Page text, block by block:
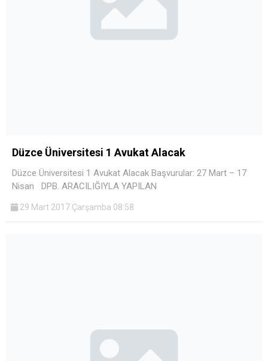
Düzce Üniversitesi 1 Avukat Alacak
Düzce Üniversitesi 1 Avukat Alacak Başvurular: 27 Mart – 17
Nisan DPB. ARACILIĞIYLA YAPILAN
29 Mart 2017 Çarşamba 08:58